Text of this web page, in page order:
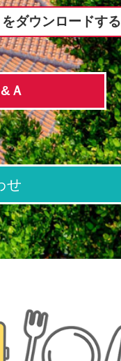
ダウンロードする
Ａ
せ